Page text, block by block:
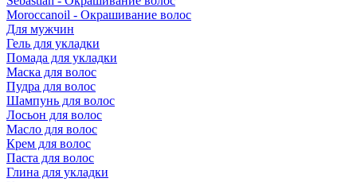
Moroccanoil - Окрашивание волос
Для мужчин
Гель для укладки
Помада для укладки
Маска для волос
Пудра для волос
Шампунь для волос
Лосьон для волос
Масло для волос
Крем для волос
Паста для волос
Глина для укладки